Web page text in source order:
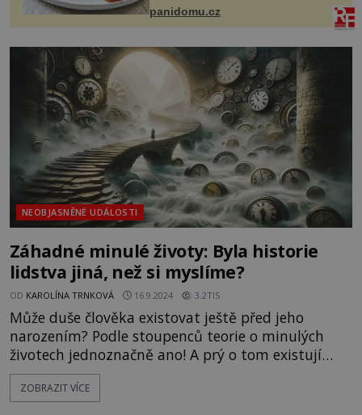
panidomu.cz
NEOBJASNĚNÉ UDÁLOSTI
Záhadné minulé životy: Byla historie
lidstva jiná, než si myslíme?
OD KAROLÍNA TRNKOVÁ 16.9.2024 3.2TIS
Může duše člověka existovat ještě před jeho
narozením? Podle stoupenců teorie o minulých
životech jednoznačně ano! A prý o tom existují
mnohé důkazy. Lidé, kteří podnikli cestu do svých
minulých existencí, se vracejí s neuvěřitelnými
ZOBRAZIT VÍCE